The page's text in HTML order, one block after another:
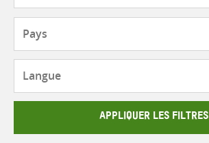
APPLIQUER LES FILTRES